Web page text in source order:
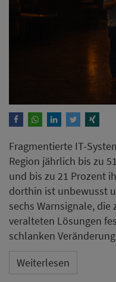
Fragmentierte IT-
Region jährlich bis zu
und bis zu 21 Prozent
dorthin ist unbewusst
sechs Warnsignale, die
veralteten Lösungen
schlanken
Weiterlesen